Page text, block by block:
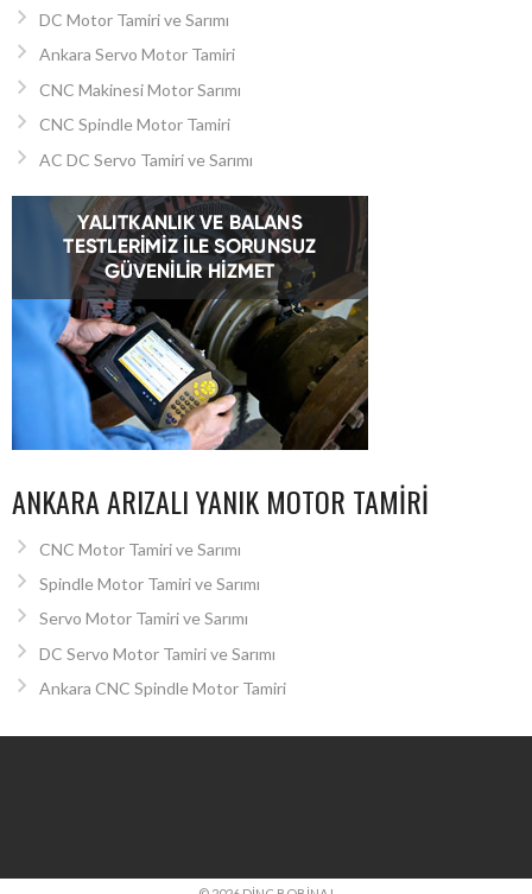
DC Motor Tamiri ve Sarımı
Ankara Servo Motor Tamiri
CNC Makinesi Motor Sarımı
CNC Spindle Motor Tamiri
AC DC Servo Tamiri ve Sarımı
ANKARA ARIZALI YANIK MOTOR TAMIRI
CNC Motor Tamiri ve Sarımı
Spindle Motor Tamiri ve Sarımı
Servo Motor Tamiri ve Sarımı
DC Servo Motor Tamiri ve Sarımı
Ankara CNC Spindle Motor Tamiri